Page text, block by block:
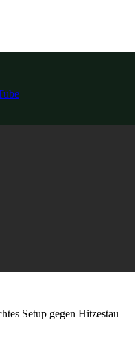
Setup gegen Hitzestau